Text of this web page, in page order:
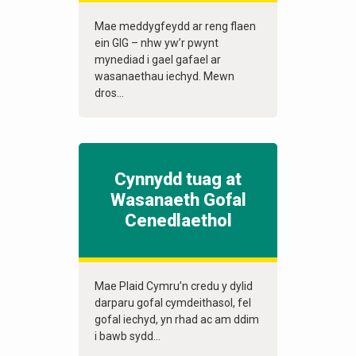
Mae meddygfeydd ar reng flaen
ein GIG – nhw yw’r pwynt
mynediad i gael gafael ar
wasanaethau iechyd. Mewn
dros...
Cynnydd tuag at
Wasanaeth Gofal
Cenedlaethol
Mae Plaid Cymru’n credu y dylid
darparu gofal cymdeithasol, fel
gofal iechyd, yn rhad ac am ddim
i bawb sydd...